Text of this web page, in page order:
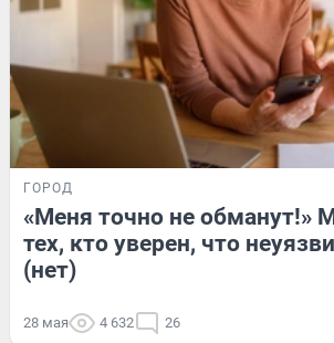
ГОРОД
«Меня точно не обманут!»
тех, кто уверен, что
(нет)
28 мая 4 632 26